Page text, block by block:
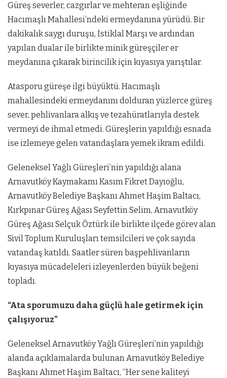
Güreş severler, cazgırlar ve mehteran eşliğinde
Hacımaşlı Mahallesi’ndeki ermeydanına yürüdü. Bir
dakikalık saygı duruşu, İstiklal Marşı ve ardından
yapılan dualar ile birlikte minik güreşçiler er
meydanına çıkarak birincilik için kıyasıya yarıştılar.
Atasporu güreşe ilgi büyüktü. Hacımaşlı
mahallesindeki ermeydanını dolduran yüzlerce güreş
sever, pehlivanlara alkış ve tezahüratlarıyla destek
vermeyi de ihmal etmedi. Güreşlerin yapıldığı esnada
ise izlemeye gelen vatandaşlara yemek ikram edildi.
Geleneksel Yağlı Güreşleri’nin yapıldığı alana
Arnavutköy Kaymakamı Kasım Fikret Dayıoğlu,
Arnavutköy Belediye Başkanı Ahmet Haşim Baltacı,
Kırkpınar Güreş Ağası Seyfettin Selim, Arnavutköy
Güreş Ağası Selçuk Öztürk ile birlikte ilçede görev alan
Sivil Toplum Kuruluşları temsilcileri ve çok sayıda
vatandaş katıldı. Saatler süren başpehlivanların
kıyasıya mücadeleleri izleyenlerden büyük beğeni
topladı.
“Ata sporumuzu daha güçlü hale getirmek için
çalışıyoruz”
Geleneksel Arnavutköy Yağlı Güreşleri’nin yapıldığı
alanda açıklamalarda bulunan Arnavutköy Belediye
Başkanı Ahmet Haşim Baltacı, “Her sene kaliteyi